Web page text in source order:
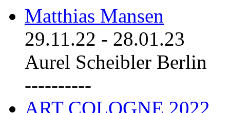
Matthias Mansen
29.11.22 - 28.01.23
Aurel Scheibler Berlin
----------
ART COLOGNE 2022